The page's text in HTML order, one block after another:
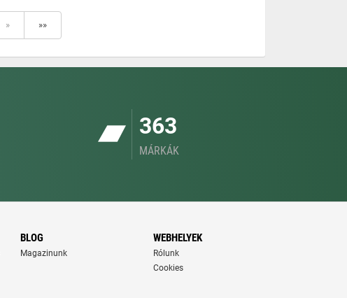
» »»
363
MÁRKÁK
BLOG
Magazinunk
WEBHELYEK
Rólunk
Cookies